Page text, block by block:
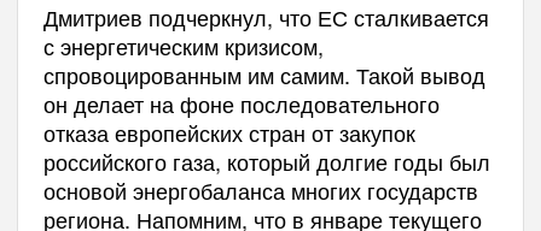
Дмитриев подчеркнул, что ЕС сталкивается
с энергетическим кризисом,
спровоцированным им самим. Такой вывод
он делает на фоне последовательного
отказа европейских стран от закупок
российского газа, который долгие годы был
основой энергобаланса многих государств
региона. Напомним, что в январе текущего